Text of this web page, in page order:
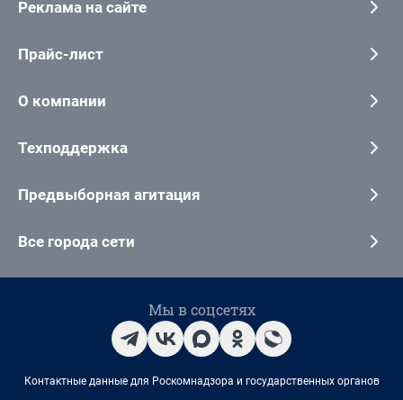
Реклама на сайте
Прайс-лист
О компании
Техподдержка
Предвыборная агитация
Все города сети
Мы в соцсетях
Контактные данные для Роскомнадзора и государственных органов